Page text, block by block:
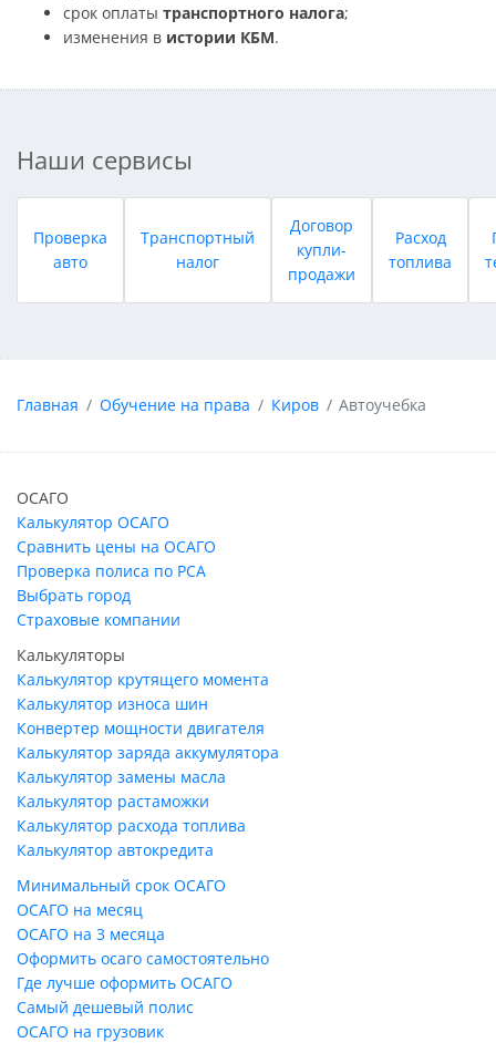
срок оплаты транспортного налога;
изменения в истории КБМ.
Наши сервисы
Проверка
авто
Транспортный
налог
Договор
купли-
продажи
Расход
топлива
Главная Обучение на права Киров Автоучебка
ОСАГО
Калькулятор ОСАГО
Сравнить цены на ОСАГО
Проверка полиса по РСА
Выбрать город
Страховые компании
Калькуляторы
Калькулятор крутящего момента
Калькулятор износа шин
Конвертер мощности двигателя
Калькулятор заряда аккумулятора
Калькулятор замены масла
Калькулятор растаможки
Калькулятор расхода топлива
Калькулятор автокредита
Минимальный срок ОСАГО
ОСАГО на месяц
ОСАГО на 3 месяца
Оформить осаго самостоятельно
Где лучше оформить ОСАГО
Самый дешевый полис
ОСАГО на грузовик